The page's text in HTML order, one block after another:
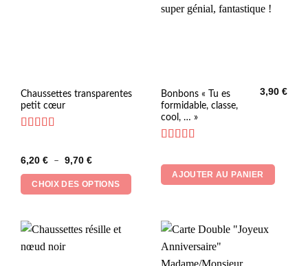
Chaussettes transparentes
petit cœur
6,20 € – 9,70 €Plage
prix :
6,20 €
à
CHOIX DES OPTIONS
Ce
produit
Les
options
peuvent
choisies
la
Bonbons « Tu es
formidable, classe,
cool, … »
3,90€
AJOUTER AU PANIER